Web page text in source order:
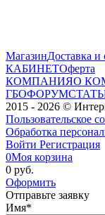
МагазинДоставка и
КАБИНЕТОферта
КОМПАНИЯО
ГБОФОРУМ
2015 - 2026 ©
Пользовательское
Обработка
Войти Регистрация
0Моя корзина
0 руб.
Оформить
Отправьте заявку
Имя*